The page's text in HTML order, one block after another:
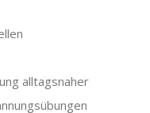
alltagsnaher